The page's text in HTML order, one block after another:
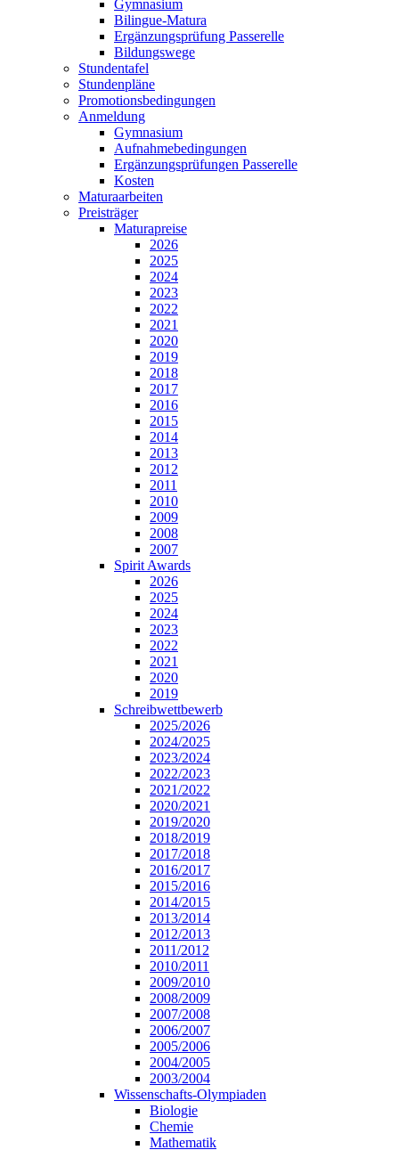
Gymnasium
Bilingue-Matura
Ergänzungsprüfung Passerelle
Bildungswege
Stundentafel
Stundenpläne
Promotionsbedingungen
Anmeldung
Gymnasium
Aufnahmebedingungen
Ergänzungsprüfungen Passerelle
Kosten
Maturaarbeiten
Preisträger
Maturapreise
2026
2025
2024
2023
2022
2021
2020
2019
2018
2017
2016
2015
2014
2013
2012
2011
2010
2009
2008
2007
Spirit Awards
2026
2025
2024
2023
2022
2021
2020
2019
Schreibwettbewerb
2025/2026
2024/2025
2023/2024
2022/2023
2021/2022
2020/2021
2019/2020
2018/2019
2017/2018
2016/2017
2015/2016
2014/2015
2013/2014
2012/2013
2011/2012
2010/2011
2009/2010
2008/2009
2007/2008
2006/2007
2005/2006
2004/2005
2003/2004
Wissenschafts-Olympiaden
Biologie
Chemie
Mathematik